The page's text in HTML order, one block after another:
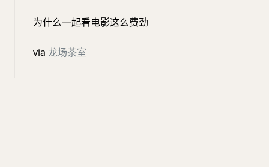
为什么一起看电影这么费劲
via 龙场茶室